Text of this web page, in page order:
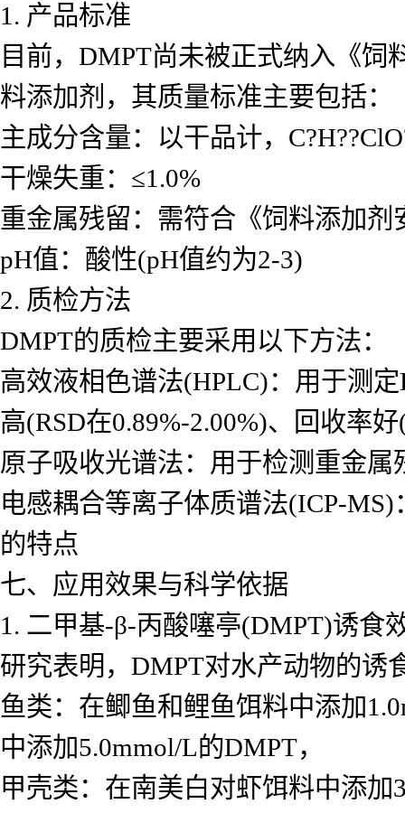
1. 产品标准
目前，DMPT尚未被正式纳入《
料添加剂，其质量标准主要包括：
主成分含量：以干品计，
干燥失重：≤1.0%
重金属残留：需符合《饲料添加
pH值：酸性(pH值约为2-3)
2. 质检方法
DMPT的质检主要采用以下方法：
高效液相色谱法(HPLC)：用于测
高(RSD在0.89%-2.00%)、回收率
原子吸收光谱法：用于检测重金
电感耦合等离子体质谱法(ICP-
的特点
七、应用效果与科学依据
1. 二甲基-β-丙酸噻亭(DMPT)诱食
研究表明，DMPT对水产动物的诱
鱼类：在鲫鱼和鲤鱼饵料中添加
中添加5.0mmol/L的DMPT，
甲壳类：在南美白对虾饵料中添